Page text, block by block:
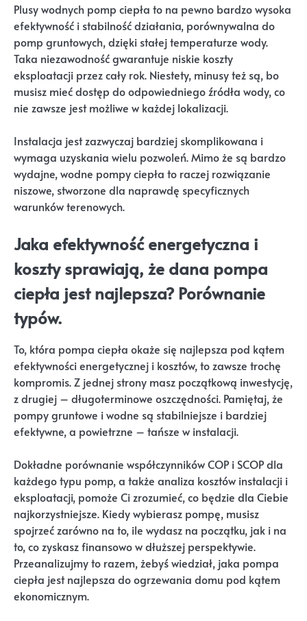
Plusy wodnych pomp ciepła to na pewno bardzo wysoka
efektywność i stabilność działania, porównywalna do
pomp gruntowych, dzięki stałej temperaturze wody.
Taka niezawodność gwarantuje niskie koszty
eksploatacji przez cały rok. Niestety, minusy też są, bo
musisz mieć dostęp do odpowiedniego źródła wody, co
nie zawsze jest możliwe w każdej lokalizacji.
Instalacja jest zazwyczaj bardziej skomplikowana i
wymaga uzyskania wielu pozwoleń. Mimo że są bardzo
wydajne, wodne pompy ciepła to raczej rozwiązanie
niszowe, stworzone dla naprawdę specyficznych
warunków terenowych.
Jaka efektywność energetyczna i
koszty sprawiają, że dana pompa
ciepła jest najlepsza? Porównanie
typów.
To, która pompa ciepła okaże się najlepsza pod kątem
efektywności energetycznej i kosztów, to zawsze trochę
kompromis. Z jednej strony masz początkową inwestycję,
z drugiej – długoterminowe oszczędności. Pamiętaj, że
pompy gruntowe i wodne są stabilniejsze i bardziej
efektywne, a powietrzne – tańsze w instalacji.
Dokładne porównanie współczynników COP i SCOP dla
każdego typu pomp, a także analiza kosztów instalacji i
eksploatacji, pomoże Ci zrozumieć, co będzie dla Ciebie
najkorzystniejsze. Kiedy wybierasz pompę, musisz
spojrzeć zarówno na to, ile wydasz na początku, jak i na
to, co zyskasz finansowo w dłuższej perspektywie.
Przeanalizujmy to razem, żebyś wiedział, jaka pompa
ciepła jest najlepsza do ogrzewania domu pod kątem
ekonomicznym.